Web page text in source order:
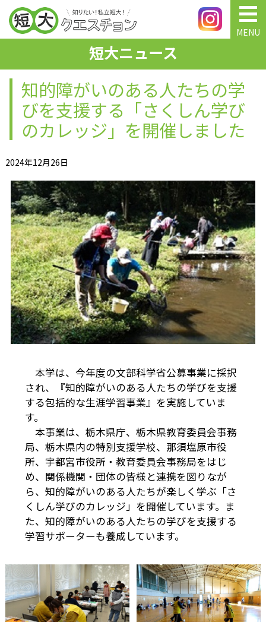
MENU
短大ニュース
知的障がいのある人たちの学
びを支援する「さくしん学び
のカレッジ」を開催しました
2024年12月26日
本学は、今年度の文部科学省公募事業に採択
され、『知的障がいのある人たちの学びを支援
する包括的な生涯学習事業』を実施していま
す。
本事業は、栃木県庁、栃木県教育委員会事務
局、栃木県内の特別支援学校、那須塩原市役
所、宇都宮市役所・教育委員会事務局をはじ
め、関係機関・団体の皆様と連携を図りなが
ら、知的障がいのある人たちが楽しく学ぶ「さ
くしん学びのカレッジ」を開催しています。ま
た、知的障がいのある人たちの学びを支援する
学習サポーターも養成しています。